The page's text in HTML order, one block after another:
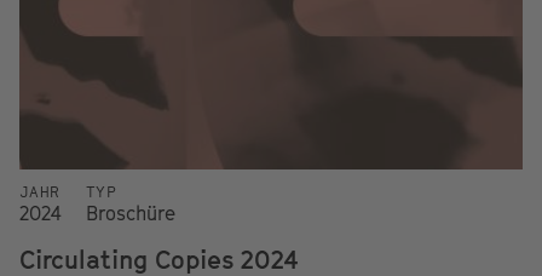
JAHR
2024
TYP
Broschüre
Circulating Copies 2024